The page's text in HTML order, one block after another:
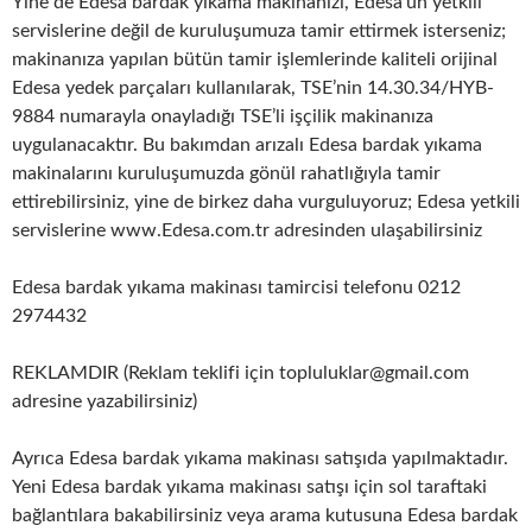
servislerine değil de kuruluşumuza tamir ettirmek isterseniz;
makinanıza yapılan bütün tamir işlemlerinde kaliteli orijinal
Edesa yedek parçaları kullanılarak, TSE’nin 14.30.34/HYB-
9884 numarayla onayladığı TSE’li işçilik makinanıza
uygulanacaktır. Bu bakımdan arızalı Edesa bardak yıkama
makinalarını kuruluşumuzda gönül rahatlığıyla tamir
ettirebilirsiniz, yine de birkez daha vurguluyoruz; Edesa yetkili
servislerine www.Edesa.com.tr adresinden ulaşabilirsiniz
Edesa bardak yıkama makinası tamircisi telefonu 0212
2974432
REKLAMDIR (Reklam teklifi için topluluklar@gmail.com
adresine yazabilirsiniz)
Ayrıca Edesa bardak yıkama makinası satışıda yapılmaktadır.
Yeni Edesa bardak yıkama makinası satışı için sol taraftaki
bağlantılara bakabilirsiniz veya arama kutusuna Edesa bardak